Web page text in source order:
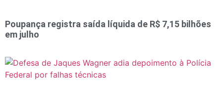
Poupança registra saída líquida de R$ 7,15 bilhões
em julho